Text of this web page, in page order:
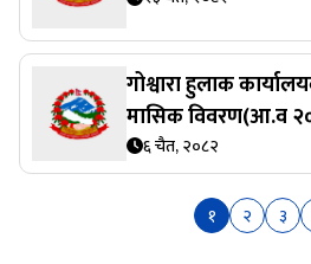
गोश्वारा हुलाक
मासिक विवरण(आ.व
६ चैत, २०८२
१ २ ३